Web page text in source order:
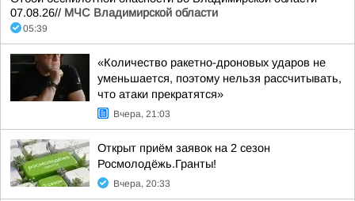
07.08.26// МЧС Владимирской области
05:39
«Количество ракетно-дроновых ударов не
уменьшается, поэтому нельзя рассчитывать,
что атаки прекратятся»
Вчера, 21:03
Открыт приём заявок на 2 сезон
Росмолодёжь.Гранты!
Вчера, 20:33